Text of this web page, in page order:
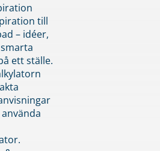
till
– idéer,
ett ställe.